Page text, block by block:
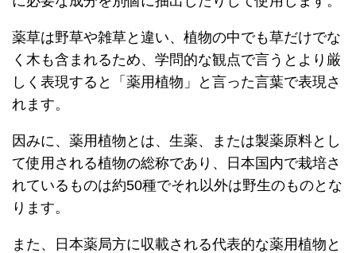
薬草は野草や雑草と違い、植物の中でも草だけでな
く木も含まれるため、学問的な観点で言うとより厳
しく表現すると「薬用植物」と言った言葉で表現さ
れます。
因みに、薬用植物とは、生薬、または製薬原料とし
て使用される植物の総称であり、日本国内で栽培さ
れているものは約50種でそれ以外は野生のものとな
ります。
また、日本薬局方に収載される代表的な薬用植物と